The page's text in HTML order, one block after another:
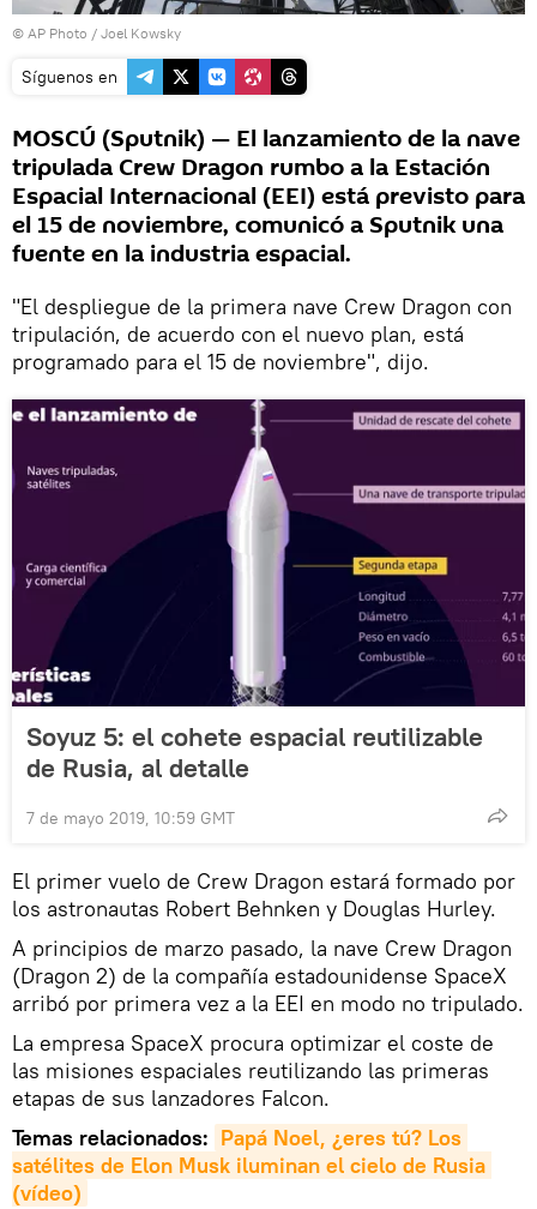
© AP Photo / Joel Kowsky
Síguenos en
MOSCÚ (Sputnik) — El lanzamiento de la nave
tripulada Crew Dragon rumbo a la Estación
Espacial Internacional (EEI) está previsto para
el 15 de noviembre, comunicó a Sputnik una
fuente en la industria espacial.
"El despliegue de la primera nave Crew Dragon con
tripulación, de acuerdo con el nuevo plan, está
programado para el 15 de noviembre", dijo.
Soyuz 5: el cohete espacial reutilizable
de Rusia, al detalle
7 de mayo 2019, 10:59 GMT
El primer vuelo de Crew Dragon estará formado por
los astronautas Robert Behnken y Douglas Hurley.
A principios de marzo pasado, la nave Crew Dragon
(Dragon 2) de la compañía estadounidense SpaceX
arribó por primera vez a la EEI en modo no tripulado.
La empresa SpaceX procura optimizar el coste de
las misiones espaciales reutilizando las primeras
etapas de sus lanzadores Falcon.
Temas relacionados: Papá Noel, ¿eres tú? Los
satélites de Elon Musk iluminan el cielo de Rusia
(vídeo)